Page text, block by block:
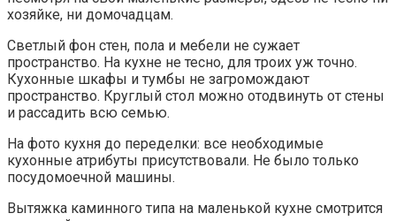
хозяйке, ни домочадцам.
Светлый фон стен, пола и мебели не сужает
пространство. На кухне не тесно, для троих уж точно.
Кухонные шкафы и тумбы не загромождают
пространство. Круглый стол можно отодвинуть от стены
и рассадить всю семью.
На фото кухня до переделки: все необходимые
кухонные атрибуты присутствовали. Не было только
посудомоечной машины.
Вытяжка каминного типа на маленькой кухне смотрится